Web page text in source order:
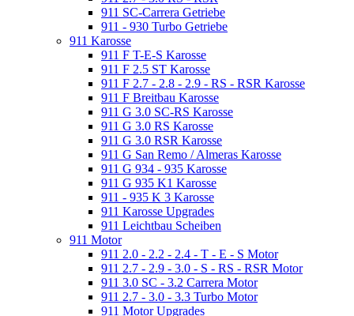
911 SC-Carrera Getriebe
911 - 930 Turbo Getriebe
911 Karosse
911 F T-E-S Karosse
911 F 2.5 ST Karosse
911 F 2.7 - 2.8 - 2.9 - RS - RSR Karosse
911 F Breitbau Karosse
911 G 3.0 SC-RS Karosse
911 G 3.0 RS Karosse
911 G 3.0 RSR Karosse
911 G San Remo / Almeras Karosse
911 G 934 - 935 Karosse
911 G 935 K1 Karosse
911 - 935 K 3 Karosse
911 Karosse Upgrades
911 Leichtbau Scheiben
911 Motor
911 2.0 - 2.2 - 2.4 - T - E - S Motor
911 2.7 - 2.9 - 3.0 - S - RS - RSR Motor
911 3.0 SC - 3.2 Carrera Motor
911 2.7 - 3.0 - 3.3 Turbo Motor
911 Motor Upgrades